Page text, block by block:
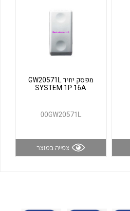
לכל מוצרי היצרן
מפסק יחיד GW20571L
SYSTEM 1P 16A
00GW20571L
צפייה במוצר